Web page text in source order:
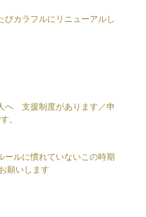
びカラフルにリニューアルし
へ 支援制度があります／申
。
ールに慣れていないこの時期
願いします